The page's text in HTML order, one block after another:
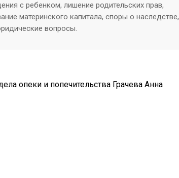
с ребенком, лишение родительских прав,
материнского капитала, споры о наследстве,
вопросы.
опеки и попечительства Грачева Анна